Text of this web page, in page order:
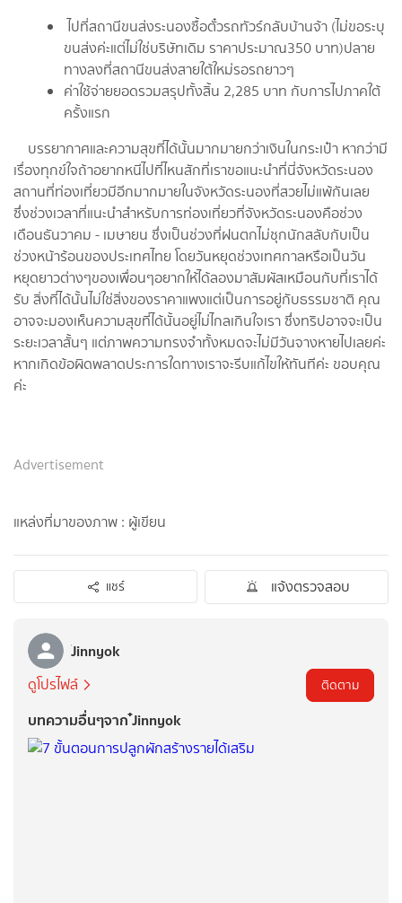
ไปที่สถานีขนส่งระนองซื้อตั๋วรถทัวร์กลับบ้านจ้า (ไม่ขอระบุ
ขนส่งค่ะแต่ไม่ใช่บริษัทเดิม ราคาประมาณ350 บาท)ปลาย
ทางลงที่สถานีขนส่งสายใต้ใหม่รอรถยาวๆ
ค่าใช้จ่ายยอดรวมสรุปทั้งสิ้น 2,285 บาท กับการไปภาคใต้
ครั้งแรก
บรรยากาศและความสุขที่ได้นั้นมากมายกว่าเงินในกระเป๋า หากว่ามี
เรื่องทุกข์ใจถ้าอยากหนีไปที่ไหนสักที่เราขอแนะนำที่นี่จังหวัดระนอง
สถานที่ท่องเที่ยวมีอีกมากมายในจังหวัดระนองที่สวยไม่แพ้กันเลย
ซึ่งช่วงเวลาที่แนะนำสำหรับการท่องเที่ยวที่จังหวัดระนองคือช่วง
เดือนธันวาคม - เมษายน ซึ่งเป็นช่วงที่ฝนตกไม่ชุกนักสลับกับเป็น
ช่วงหน้าร้อนของประเทศไทย โดยวันหยุดช่วงเทศกาลหรือเป็นวัน
หยุดยาวต่างๆของเพื่อนๆอยากให้ได้ลองมาสัมผัสเหมือนกับที่เราได้
รับ สิ่งที่ได้นั้นไม่ใช่สิ่งของราคาแพงแต่เป็นการอยู่กับธรรมชาติ คุณ
อาจจะมองเห็นความสุขที่ได้นั้นอยู่ไม่ไกลเกินใจเรา ซึ่งทริปอาจจะเป็น
ระยะเวลาสั้นๆ แต่ภาพความทรงจำทั้งหมดจะไม่มีวันจางหายไปเลยค่ะ
หากเกิดข้อผิดพลาดประการใดทางเราจะรีบแก้ไขให้ทันทีค่ะ ขอบคุณ
ค่ะ
Advertisement
แหล่งที่มาของภาพ : ผู้เขียน
แชร์ แจ้งตรวจสอบ
๋Jinnyok
ดูโปรไฟล์ ติดตาม
บทความอื่นๆจาก ๋Jinnyok